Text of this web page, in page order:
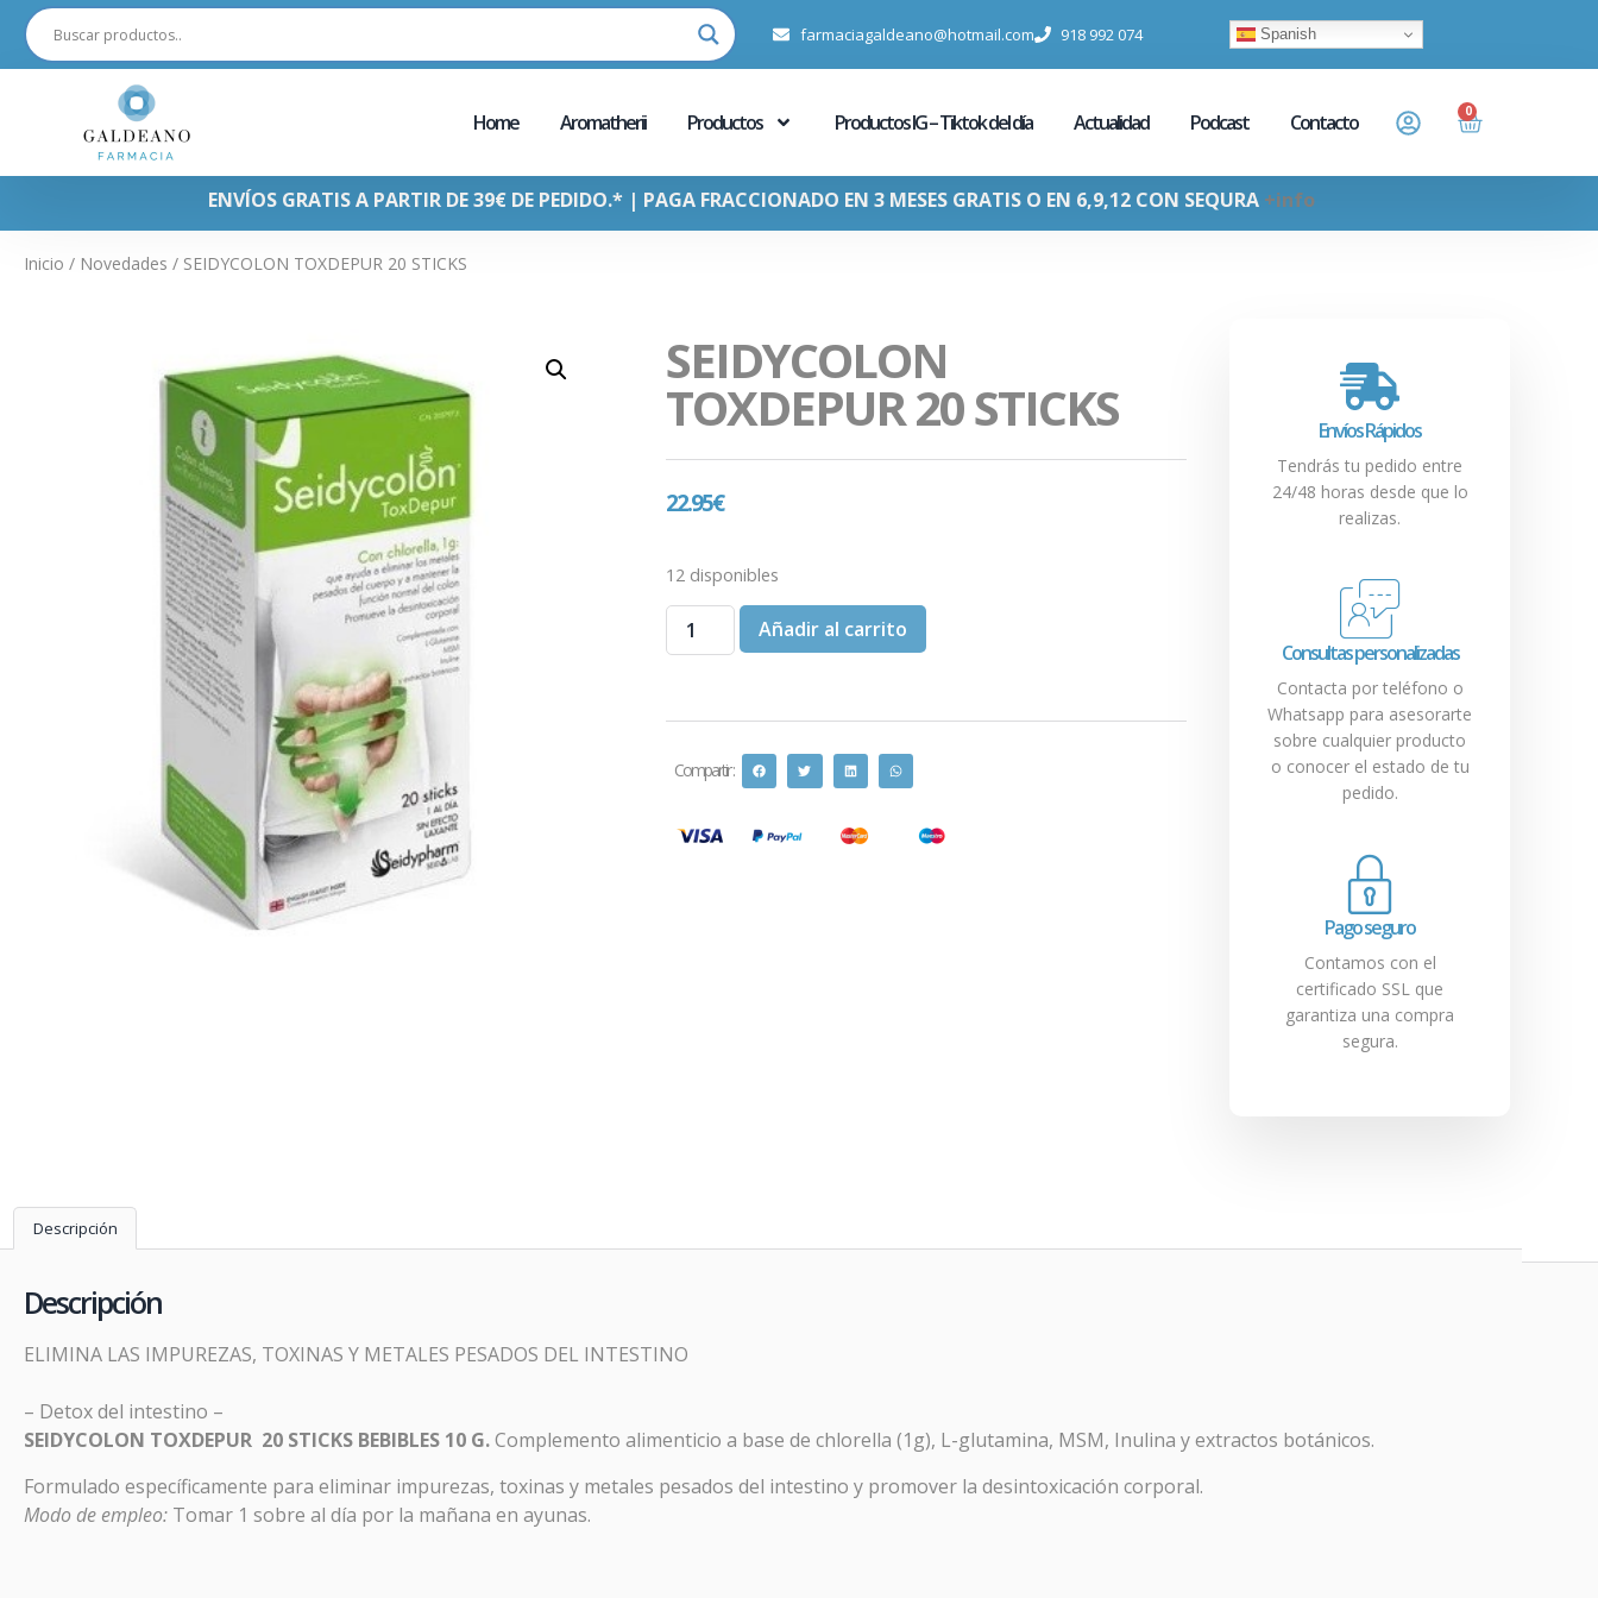
farmaciagaldeano@hotmail.com 918 992 074 Spanish
Home Aromatherii Productos Productos IG – Tiktok del día Actualidad Podcast Contacto 0
ENVÍOS GRATIS A PARTIR DE 39€ DE PEDIDO.* | PAGA FRACCIONADO EN 3 MESES GRATIS O EN 6,9,12 CON SEQURA +info
Inicio / Novedades / SEIDYCOLON TOXDEPUR 20 STICKS
SEIDYCOLON
TOXDEPUR 20 STICKS
22.95€
12 disponibles
Añadir al carrito
Compartir :
Envíos Rápidos
Tendrás tu pedido entre
24/48 horas desde que lo
realizas.
Consultas personalizadas
Contacta por teléfono o
Whatsapp para asesorarte
sobre cualquier producto
o conocer el estado de tu
pedido.
Pago seguro
Contamos con el
certificado SSL que
garantiza una compra
segura.
Descripción
Descripción
ELIMINA LAS IMPUREZAS, TOXINAS Y METALES PESADOS DEL INTESTINO
– Detox del intestino –
SEIDYCOLON TOXDEPUR 20 STICKS BEBIBLES 10 G.Complemento alimenticio a base de chlorella (1g), L-glutamina, MSM, Inulina y extractos botánicos.
Formulado específicamente para eliminar impurezas, toxinas y metales pesados del intestino y promover la desintoxicación corporal.
Modo de empleo: Tomar 1 sobre al día por la mañana en ayunas.
Promo
PROTOCOLO RESACA